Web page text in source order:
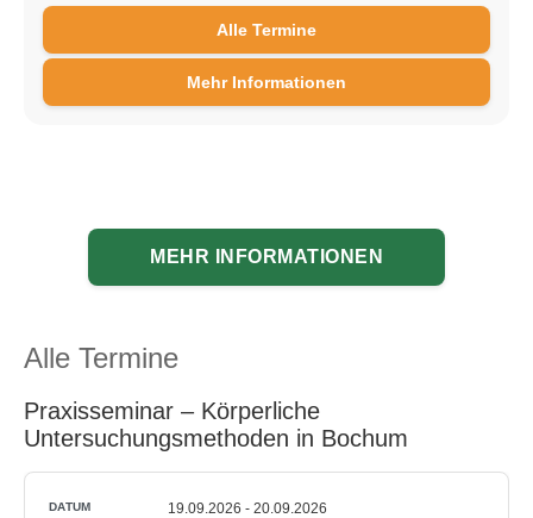
Alle Termine
Mehr Informationen
MEHR INFORMATIONEN
Alle Termine
Praxisseminar – Körperliche
Untersuchungsmethoden in Bochum
19.09.2026 - 20.09.2026